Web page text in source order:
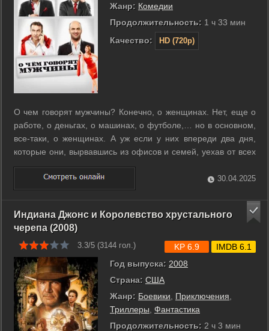
Жанр: Комедии
Продолжительность: 1 ч 33 мин
Качество:
HD (720p)
О чем говорят мужчины? Конечно, о женщинах. Нет, еще о
работе, о деньгах, о машинах, о футболе,… но в основном,
все-таки, о женщинах. А уж если у них впереди два дня,
которые они, вырвавшись из офисов и семей, уехав от всех
забот и обязательств, проведут в дороге – два дня,
насыщенные событиями и приключениями – то можете
быть уверены, что за это ...
30.04.2025
Индиана Джонс и Королевство xрустального
черепа (2008)
3.3/5 (3144 гол.)
Год выпуска: 2008
Страна: США
Жанр: Боевики Приключения
Триллеры Фантастика
Продолжительность: 2 ч 3 мин
KP 6.9 IMDB 6.1